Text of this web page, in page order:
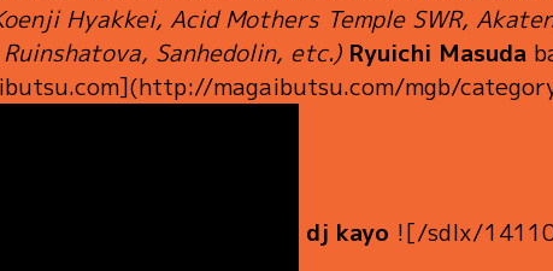
Hyakkei, Acid Mothers Temple SWR,
Sanhedolin, etc.) Ryuichi Masuda
magaibutsu.com/mgb/
dj kayo ![/sdlx/